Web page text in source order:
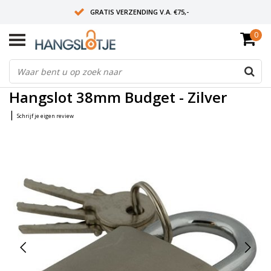
GRATIS VERZENDING V.A. €75,-
OP WERKDAGEN VOOR 15:00 BESTELD? VOLGENDE DAG OP SLOT!
ALLES UIT VOORRAAD
0
Home/ Hangslot 38mm Budget - Zilver
Hangslot 38mm Budget - Zilver
| Schrijf je eigen review